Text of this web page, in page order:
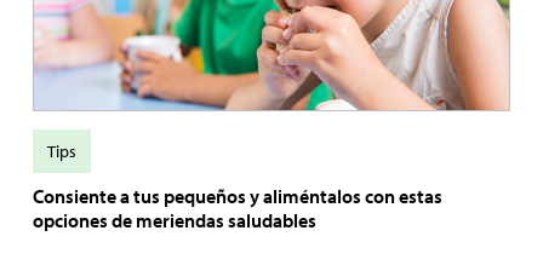
Consiente a tus pequeños y aliméntalos con estas
opciones de meriendas saludables
Tips